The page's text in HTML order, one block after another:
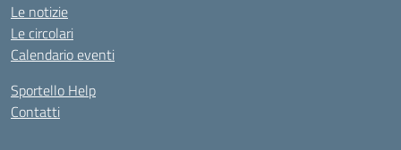
Le notizie
Le circolari
Calendario eventi
Sportello Help
Contatti